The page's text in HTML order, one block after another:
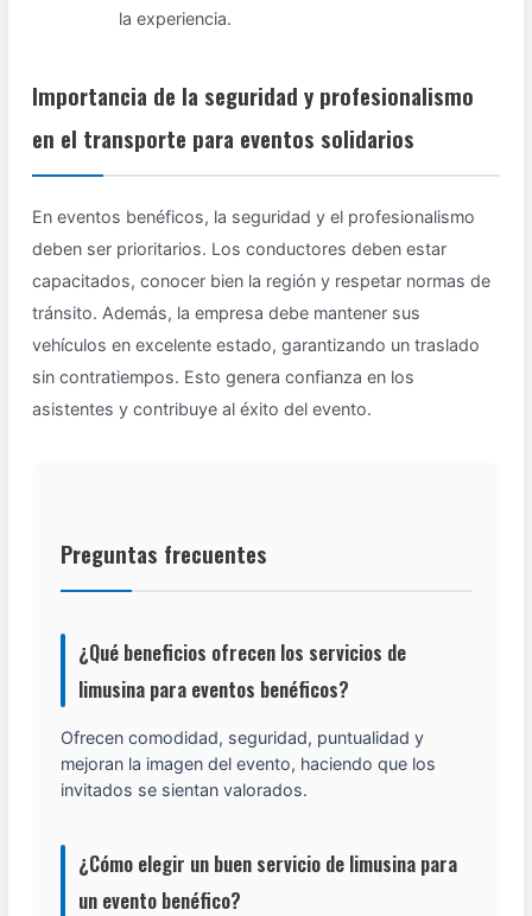
la experiencia.
Importancia de la seguridad y profesionalismo
en el transporte para eventos solidarios
En eventos benéficos, la seguridad y el profesionalismo
deben ser prioritarios. Los conductores deben estar
capacitados, conocer bien la región y respetar normas de
tránsito. Además, la empresa debe mantener sus
vehículos en excelente estado, garantizando un traslado
sin contratiempos. Esto genera confianza en los
asistentes y contribuye al éxito del evento.
Preguntas frecuentes
¿Qué beneficios ofrecen los servicios de
limusina para eventos benéficos?
Ofrecen comodidad, seguridad, puntualidad y
mejoran la imagen del evento, haciendo que los
invitados se sientan valorados.
¿Cómo elegir un buen servicio de limusina para
un evento benéfico?